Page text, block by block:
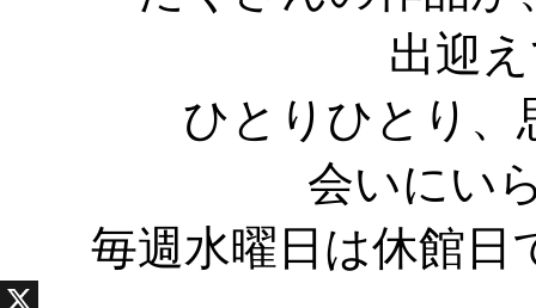
出迎
ひとりひとり、
会いにい
毎週水曜日は休館日